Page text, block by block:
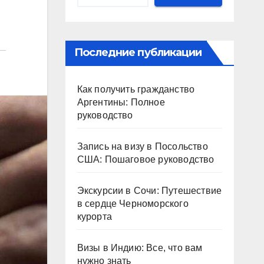
Последние публикации
Как получить гражданство
Аргентины: Полное
руководство
Запись на визу в Посольство
США: Пошаговое руководство
Экскурсии в Сочи: Путешествие
в сердце Черноморского
курорта
Визы в Индию: Все, что вам
нужно знать